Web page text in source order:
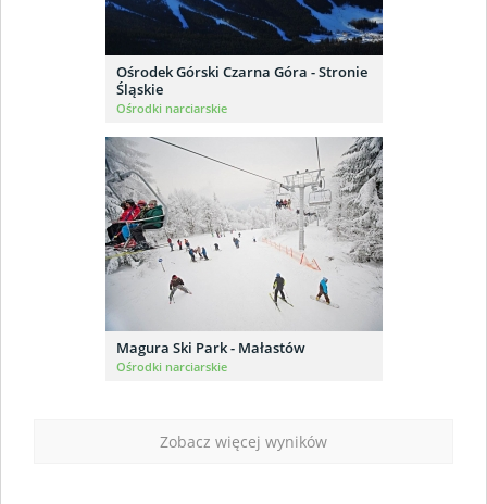
Ośrodek Górski Czarna Góra - Stronie
Śląskie
Ośrodki narciarskie
Magura Ski Park - Małastów
Ośrodki narciarskie
Zobacz więcej wyników